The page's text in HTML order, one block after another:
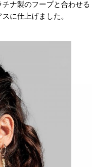
ナ製のフープと合わせる
に仕上げました。